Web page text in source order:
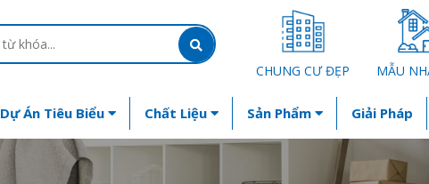
CHUNG CƯ ĐẸP MẪU
Dự Án Tiêu Biểu Chất Liệu Sản Phẩm Giải Pháp